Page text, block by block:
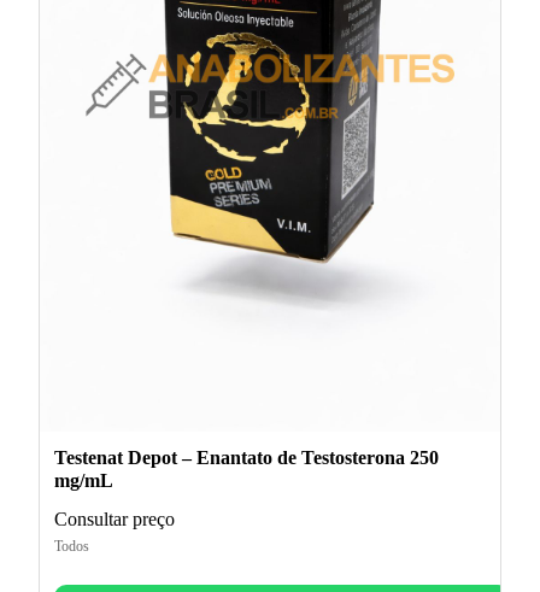
Testenat Depot – Enantato de Testosterona 250
mg/mL
Consultar preço
Todos